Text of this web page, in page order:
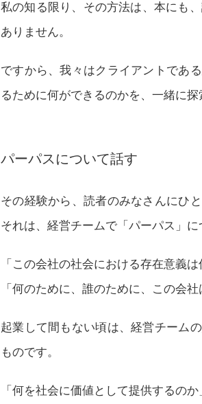
私の知る限り、その方法は、本にも
ありません。
ですから、我々はクライアントであ
るために何ができるのかを、一緒に探
パーパスについて話す
その経験から、読者のみなさんにひ
それは、経営チームで「パーパス」に
「この会社の社会における存在意義は
「何のために、誰のために、この会
起業して間もない頃は、経営チーム
ものです。
「何を社会に価値として提供するのか